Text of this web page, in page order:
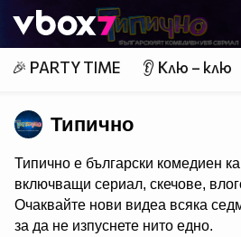
👾
🎉 PARTY TIME 👂 Клю – клю
Типично
Типично е български комедиен
включващи сериал, скечове,
Очаквайте нови видеа всяка
за да не изпуснете нито едно.